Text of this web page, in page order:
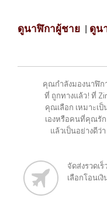
ดูนาฬิกาผู้ชาย | ดูน
คุณกำลังมองนาฬิก
ที่ ถูกทางแล้ว! ที่
คุณเลือก เหมาะเ
เองหรือคนที่คุณรัก
แล้วเป็นอย่างดี
จัดส่งรวดเ
เลือกโอนเ